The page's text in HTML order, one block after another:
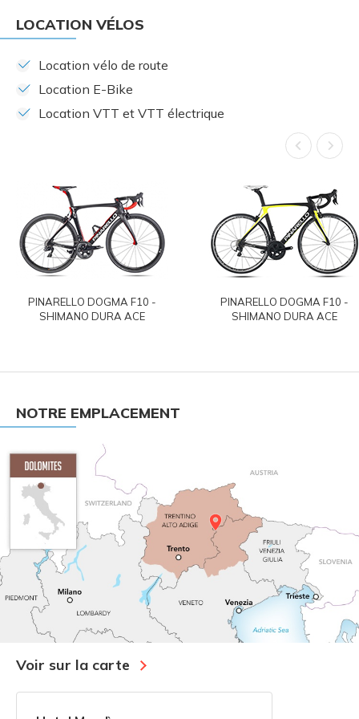
LOCATION VÉLOS
Location vélo de route
Location E-Bike
Location VTT et VTT électrique
PINARELLO DOGMA F10 -
SHIMANO DURA ACE
PINARELLO DOGMA F10 -
SHIMANO DURA ACE
NOTRE EMPLACEMENT
Voir sur la carte